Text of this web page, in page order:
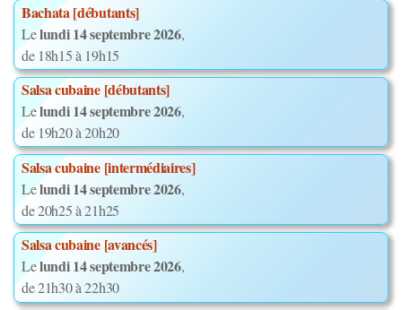
Bachata [débutants]
Lelundi 14 septembre 2026,
de 18h15 à 19h15
Salsa cubaine [débutants]
Lelundi 14 septembre 2026,
de 19h20 à 20h20
Salsa cubaine [intermédiaires]
Lelundi 14 septembre 2026,
de 20h25 à 21h25
Salsa cubaine [avancés]
Lelundi 14 septembre 2026,
de 21h30 à 22h30